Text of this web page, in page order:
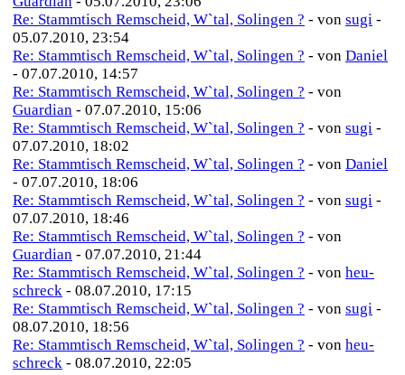
Re: Stammtisch Remscheid, W`tal, Solingen ? - von sugi -
05.07.2010, 23:54
Re: Stammtisch Remscheid, W`tal, Solingen ? - von Daniel
- 07.07.2010, 14:57
Re: Stammtisch Remscheid, W`tal, Solingen ? - von
Guardian - 07.07.2010, 15:06
Re: Stammtisch Remscheid, W`tal, Solingen ? - von sugi -
07.07.2010, 18:02
Re: Stammtisch Remscheid, W`tal, Solingen ? - von Daniel
- 07.07.2010, 18:06
Re: Stammtisch Remscheid, W`tal, Solingen ? - von sugi -
07.07.2010, 18:46
Re: Stammtisch Remscheid, W`tal, Solingen ? - von
Guardian - 07.07.2010, 21:44
Re: Stammtisch Remscheid, W`tal, Solingen ? - von heu-
schreck - 08.07.2010, 17:15
Re: Stammtisch Remscheid, W`tal, Solingen ? - von sugi -
08.07.2010, 18:56
Re: Stammtisch Remscheid, W`tal, Solingen ? - von heu-
schreck - 08.07.2010, 22:05